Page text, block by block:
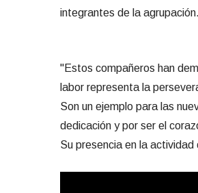
integrantes de la agrupación.
"Estos compañeros han
labor representa la
Son un ejemplo para las
dedicación y por ser el
Su presencia en la